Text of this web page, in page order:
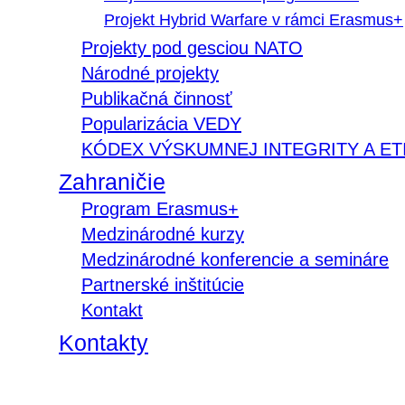
Projekt Hybrid Warfare v rámci Erasmus+
Projekty pod gesciou NATO
Národné projekty
Publikačná činnosť
Popularizácia VEDY
KÓDEX VÝSKUMNEJ INTEGRITY A
Zahraničie
Program Erasmus+
Medzinárodné kurzy
Medzinárodné konferencie a semináre
Partnerské inštitúcie
Kontakt
Kontakty